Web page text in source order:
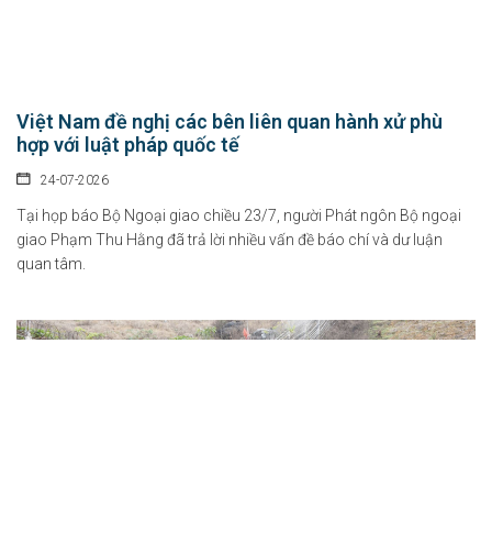
Việt Nam đề nghị các bên liên quan hành xử phù
hợp với luật pháp quốc tế
24-07-2026
Tại họp báo Bộ Ngoại giao chiều 23/7, người Phát ngôn Bộ ngoại
giao Phạm Thu Hằng đã trả lời nhiều vấn đề báo chí và dư luận
quan tâm.